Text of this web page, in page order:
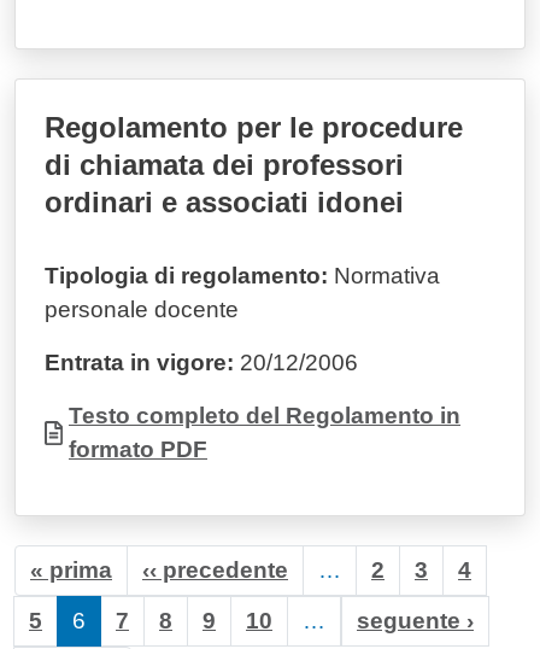
Regolamento per le procedure
di chiamata dei professori
ordinari e associati idonei
Tipologia di regolamento: Normativa
personale docente
Entrata in vigore: 20/12/2006
Documento
Testo completo del Regolamento in
formato PDF
« prima First page
‹‹ precedente Previous page
… 2 3
4
5
6 7 8 9 10 … seguente ›Next